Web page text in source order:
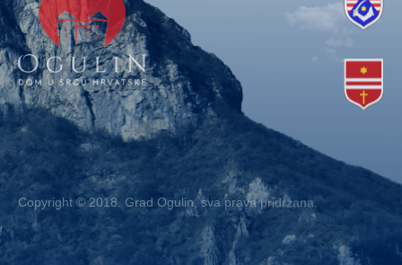
Copyright © 2018. Grad Ogulin, sva prava pridržana.
Design by EA93